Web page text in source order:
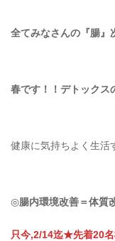
全てみなさんの『腸』
春です！！デトックス
健康に気持ちよく生活
◎腸内環境改善＝体質
只今,2/14迄★先着20